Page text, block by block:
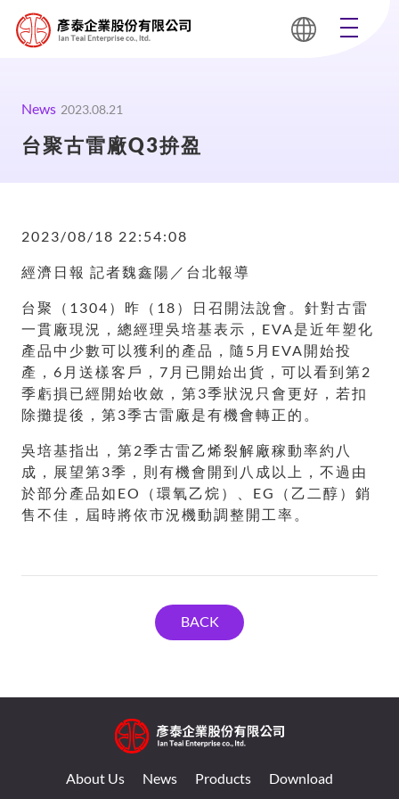
News 2023.08.21
台聚古雷廠Q3拚盈
2023/08/18 22:54:08
經濟日報 記者魏鑫陽／台北報導
台聚（1304）昨（18）日召開法說會。針對古雷
一貫廠現況，總經理吳培基表示，EVA是近年塑化
產品中少數可以獲利的產品，隨5月EVA開始投
產，6月送樣客戶，7月已開始出貨，可以看到第2
季虧損已經開始收斂，第3季狀況只會更好，若扣
除攤提後，第3季古雷廠是有機會轉正的。
吳培基指出，第2季古雷乙烯裂解廠稼動率約八
成，展望第3季，則有機會開到八成以上，不過由
於部分產品如EO（環氧乙烷）、EG（乙二醇）銷
售不佳，屆時將依市況機動調整開工率。
BACK
About Us News Products Download